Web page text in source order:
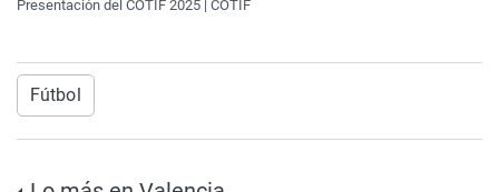
Presentación del COTIF 2025 | COTIF
Fútbol